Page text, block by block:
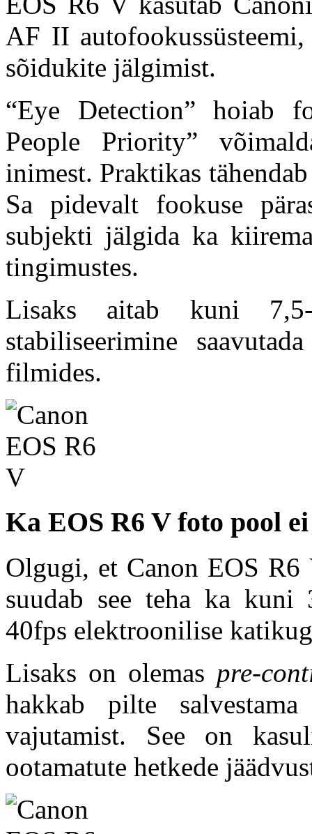
AF II
sõidukite jälgimist.
“Eye Detection” hoiab
People Priority”
inimest. Praktikas
Sa pidevalt fookuse
subjekti jälgida ka
tingimustes.
Lisaks aitab kuni 7,5-
stabiliseerimine
filmides.
Ka EOS R6 V foto pool
Olgugi, et Canon EOS
suudab see teha ka
40fps elektroonilise
Lisaks on olemas pre-
hakkab pilte
vajutamist. See on
ootamatute hetkede